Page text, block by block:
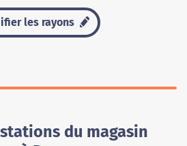
les rayons
du magasin